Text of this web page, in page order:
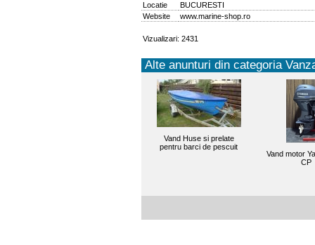
Locatie
BUCURESTI
Website
www.marine-shop.ro
Vizualizari: 2431
Alte anunturi din categoria
Vand Huse si prelate
pentru barci de pescuit
Vand motor
CP